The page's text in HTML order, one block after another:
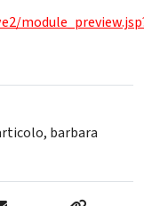
, barbara